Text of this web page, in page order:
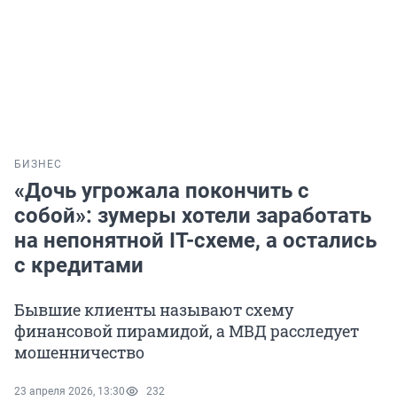
БИЗНЕС
«Дочь угрожала покончить с
собой»: зумеры хотели заработать
на непонятной IT-схеме, а остались
с кредитами
Бывшие клиенты называют схему
финансовой пирамидой, а МВД расследует
мошенничество
23 апреля 2026, 13:30 232